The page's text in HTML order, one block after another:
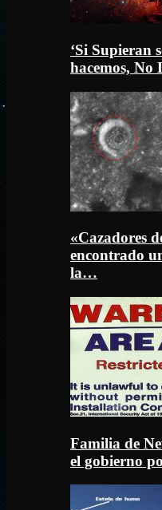
‘Si Supieran
hacemos,
«Cazadores
encontrado
la…
Familia de
el gobierno